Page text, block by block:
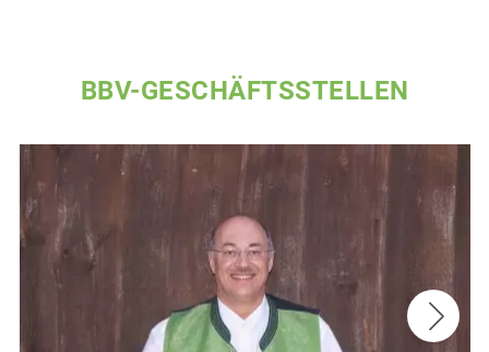
BBV-GESCHÄFTSSTELLEN